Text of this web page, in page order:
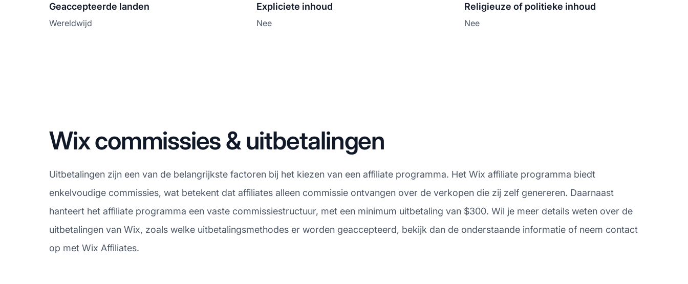
Geaccepteerde landen
Wereldwijd
Expliciete inhoud
Nee
Religieuze of politieke inhoud
Nee
Wix commissies & uitbetalingen
Uitbetalingen zijn een van de belangrijkste factoren bij het kiezen van een affiliate programma. Het Wix affiliate programma biedt
enkelvoudige commissies, wat betekent dat affiliates alleen commissie ontvangen over de verkopen die zij zelf genereren. Daarnaast
hanteert het affiliate programma een vaste commissiestructuur, met een minimum uitbetaling van $300. Wil je meer details weten over de
uitbetalingen van Wix, zoals welke uitbetalingsmethodes er worden geaccepteerd, bekijk dan de onderstaande informatie of neem contact
op met Wix Affiliates.